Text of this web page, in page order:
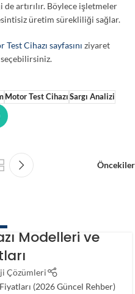
artırılır. Böylece işletmeler
üretim sürekliliği sağlar.
Cihazı sayfasını ziyaret
Motor Test Cihazı Sargı Analizi
Öncekiler
Modelleri ve
Çözümleri
(2026 Güncel Rehber)